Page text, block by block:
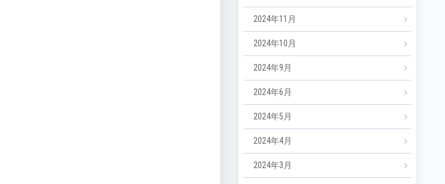
2024年11月
2024年10月
2024年9月
2024年6月
2024年5月
2024年4月
2024年3月